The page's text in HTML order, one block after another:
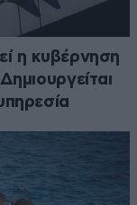
η κυβέρνηση